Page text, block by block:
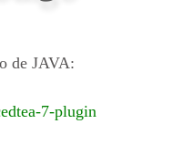
de JAVA:
7-plugin